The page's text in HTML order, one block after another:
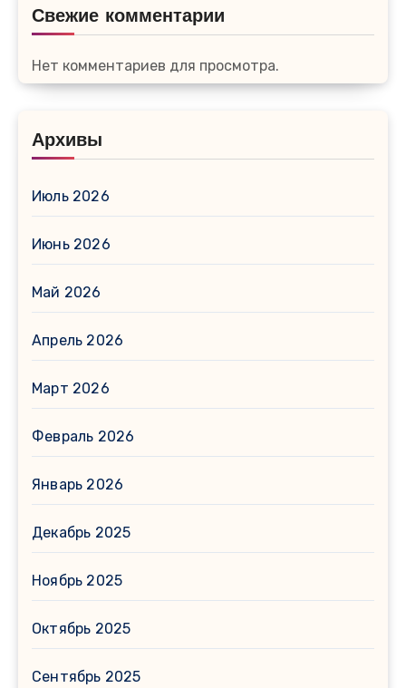
Свежие комментарии
Нет комментариев для просмотра.
Архивы
Июль 2026
Июнь 2026
Май 2026
Апрель 2026
Март 2026
Февраль 2026
Январь 2026
Декабрь 2025
Ноябрь 2025
Октябрь 2025
Сентябрь 2025